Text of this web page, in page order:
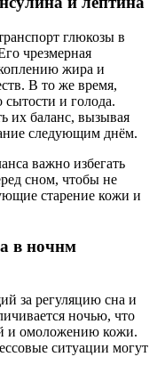
глюкозы в
чрезмерная
жира и
В то же время,
и голода.
их баланс, вызывая
следующим днём.
важно избегать
сном, чтобы не
старение кожи и
в ночнм
за регуляцию сна и
ночью, что
и омоложению кожи.
ситуации могут